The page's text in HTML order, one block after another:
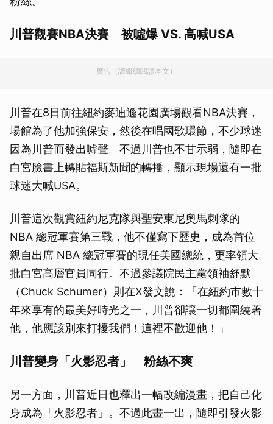
川普觀賽NBA決賽 被噓爆 VS. 高喊USA
廣告（請繼續閱讀本文）
川普在8日前往紐約麥迪遜花園廣場觀看NBA決賽，
場館為了他加強保安，然後在唱國歌環節，不少球迷
因為川普而發出噓聲。不過川普也不甘示弱，隨即在
白宮臉書上轉貼福斯新聞的轉播，顯示現場還有一批
球迷大喊USA。
川普這次觀賞紐約尼克隊與聖安東尼奧馬刺隊的
NBA 總冠軍賽第三戰，他不僅寫下歷史，成為首位
親自出席 NBA 總冠軍賽的現任美國總統，更率領大
批白宮高層官員同行。不過參議院民主黨領袖舒默
（Chuck Schumer）則在X發文說：「在紐約市數十
年來享有的最美好時光之一，川普卻讓一切都圍繞著
他，他應該別來打擾我們！這裡不歡迎他！」
川普變身「火影忍者」 粉絲不爽
另一方面，川普近日也釋出一幅改編漫畫，把自己化
身成為「火影忍者」。不過此畫一出，隨即引發火影